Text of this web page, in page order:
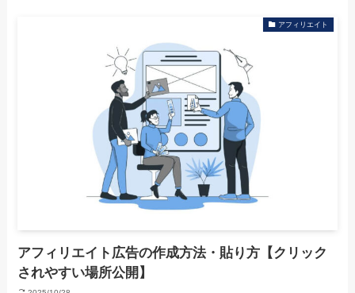
アフィリエイト
アフィリエイト広告の作成方法・貼り方【クリック
されやすい場所公開】